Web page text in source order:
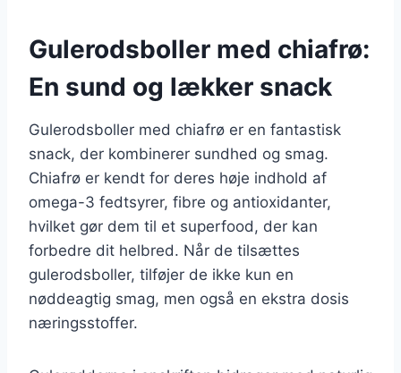
Gulerodsboller med chiafrø:
En sund og lækker snack
Gulerodsboller med chiafrø er en fantastisk
snack, der kombinerer sundhed og smag.
Chiafrø er kendt for deres høje indhold af
omega-3 fedtsyrer, fibre og antioxidanter,
hvilket gør dem til et superfood, der kan
forbedre dit helbred. Når de tilsættes
gulerodsboller, tilføjer de ikke kun en
nøddeagtig smag, men også en ekstra dosis
næringsstoffer.